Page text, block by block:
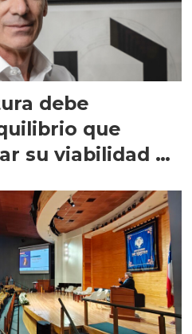
debe
que
su viabilidad de